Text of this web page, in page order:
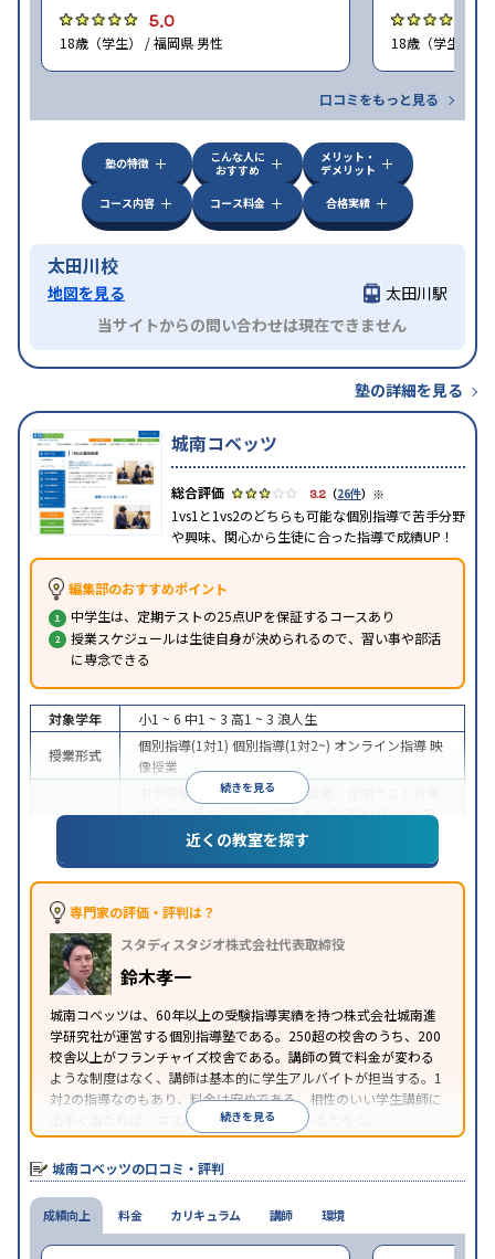
5.0
18歳（学生） / 福岡県 男性 18歳（学生） /
口コミをもっと見る
塾の特徴
こんな人に
おすすめ
メリット・
デメリット
コース内容
コース料金 合格実績
太田川校
地図を見る
太田川駅
当サイトからの問い合わせは現在できません
塾の詳細を見る
城南コベッツ
3.2 （26件） ※
1vs1と1vs2のどちらも可能な個別指導で苦手分野
や興味、関心から生徒に合った指導で成績UP！
編集部のおすすめポイント
中学生は、定期テストの25点UPを保証するコースあり
授業スケジュールは生徒自身が決められるので、習い事や部活
に専念できる
続きを見る
対象学年 小1 ~ 6 中1 ~ 3 高1 ~ 3 浪人生
授業形式
個別指導(1対1) 個別指導(1対2~) オンライン指導映
像授業
中学受験 高校受験大学受験
授業・定期テスト対策
内申点対策学習習慣の定着総合型選抜(旧AO)対策
推薦入試対策 学校別特化対策
特徴
中高一貫校生に対応
可能 不登校生に対応
講可能季節講習のみの受講可
※2023年3月調査。小学校高学年の個別指導塾アンケート調査方法
近くの教室を探す
専門家の評価・評判は？
スタディスタジオ株式会社代表取締役
鈴木孝一
城南コベッツは、60年以上の受験指導実績を持つ株式会社城南進
学研究社が運営する個別指導塾である。250超の校舎のうち、200
校舎以上がフランチャイズ校舎である。講師の質で料金が変わる
ような制度はなく、講師は基本的に学生アルバイトが担当する。1
対2の指導なのもあり、料金は安めである。相性のいい学生講師に
上手く当たれば、コスパよく成績を上げられるだろう。
続きを見る
城南コベッツの口コミ・評判
成績向上 料金 カリキュラム 講師 環境